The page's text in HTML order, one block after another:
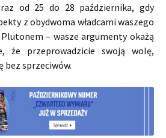
od 25 do 28 października, gdy
z obydwoma władcami waszego
– wasze argumenty okażą
że przeprowadzicie swoją wolę,
bez sprzeciwów.